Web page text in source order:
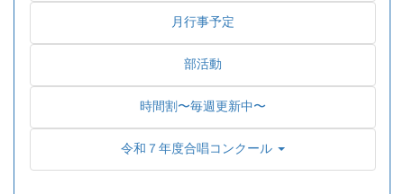
月行事予定
部活動
時間割〜毎週更新中〜
令和７年度合唱コンクール